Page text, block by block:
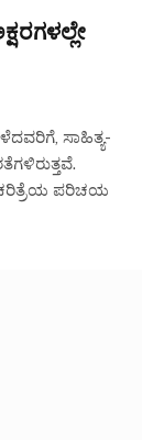
ಸಾಹಿತ್ಯ-
ಪರಿಚಯ